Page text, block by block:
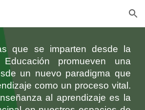
Skip to navigation
que se imparten desde la
promueven una
un nuevo paradigma que
como un proceso vital.
al aprendizaje es la